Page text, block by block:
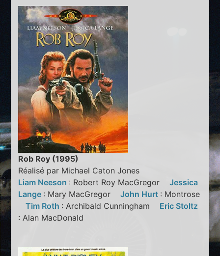
Rob Roy (1995)
Réalisé par Michael Caton Jones
Liam Neeson : Robert Roy MacGregorJessica
Lange : Mary MacGregorJohn Hurt : Montrose
Tim Roth : Archibald Cunningham Eric Stoltz
: Alan MacDonald